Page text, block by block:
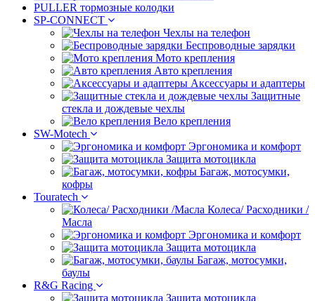
PULLER тормозные колодки
SP-CONNECT
Чехлы на телефон
Беспроводные зарядки
Мото крепления
Авто крепления
Аксессуары и адаптеры
Защитные
стекла и дождевые чехлы
Вело крепления
SW-Motech
Эргономика и комфорт
Защита мотоцикла
Багаж, мотосумки,
кофры
Touratech
Колеса/ Расходники /
Масла
Эргономика и комфорт
Защита мотоцикла
Багаж, мотосумки,
баулы
R&G Racing
Защита мотоцикла